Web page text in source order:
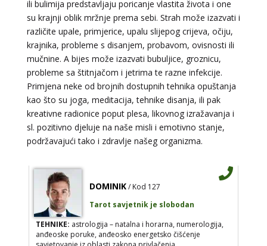
ili bulimija predstavljaju poricanje vlastita života i one
su krajnji oblik mržnje prema sebi. Strah može izazvati i
različite upale, primjerice, upalu slijepog crijeva, očiju,
krajnika, probleme s disanjem, probavom, ovisnosti ili
mučnine. A bijes može izazvati bubuljice, groznicu,
probleme sa štitnjačom i jetrima te razne infekcije.
Primjena neke od brojnih dostupnih tehnika opuštanja
kao što su joga, meditacija, tehnike disanja, ili pak
kreativne radionice poput plesa, likovnog izražavanja i
sl. pozitivno djeluje na naše misli i emotivno stanje,
podržavajući tako i zdravlje našeg organizma.
ELA
/ Kod 151
Tarot savjetnik je zauzet
TEHNIKE: astrologija, tarot, numerološki tarot, visak, feng
shui numerologija, anđeoski brojevi, tumačenje snova,
rune, kristali, reiki, terapija bojama, anđeoske karte,
iscjeljivanje anđeoskim energijama
Broj tel: 064/600-600
tel:0,93€ - mob:1,12€ min
DOMINIK / Kod 127
Tarot savjetnik je slobodan
TEHNIKE:astrologija – natalna i horarna, numerologija,
anđeoske poruke, anđeosko energetsko čišćenje
savjetovanje iz oblasti zakona privlačenja